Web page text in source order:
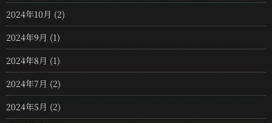
2024年10月 (2)
2024年9月 (1)
2024年8月 (1)
2024年7月 (2)
2024年5月 (2)